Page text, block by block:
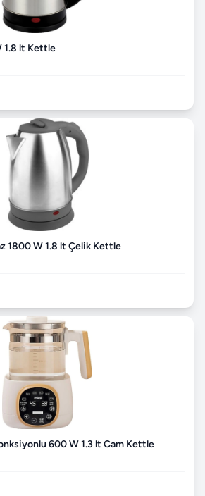
1.8 lt Kettle
1800 W 1.8 lt Çelik Kettle
600 W 1.3 lt Cam Kettle